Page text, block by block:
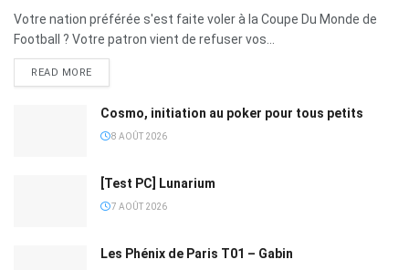
Votre nation préférée s'est faite voler à la Coupe Du Monde de
Football ? Votre patron vient de refuser vos...
READ MORE
Cosmo, initiation au poker pour tous petits
8 AOÛT 2026
[Test PC] Lunarium
7 AOÛT 2026
Les Phénix de Paris T01 – Gabin